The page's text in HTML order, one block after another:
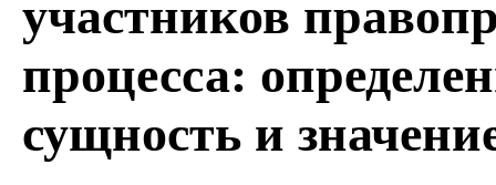
участников
процесса:
сущность и